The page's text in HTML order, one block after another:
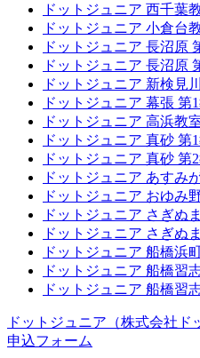
ドットジュニア 西千葉
ドットジュニア 小倉台
ドットジュニア 長沼原
ドットジュニア 長沼原
ドットジュニア 新検見
ドットジュニア 幕張 第
ドットジュニア 高浜教
ドットジュニア 真砂 第
ドットジュニア 真砂 第
ドットジュニア あすみ
ドットジュニア おゆみ
ドットジュニア さぎぬ
ドットジュニア さぎぬ
ドットジュニア 船橋浜
ドットジュニア 船橋習
ドットジュニア 船橋習
ドットジュニア（株式会社
申込フォーム